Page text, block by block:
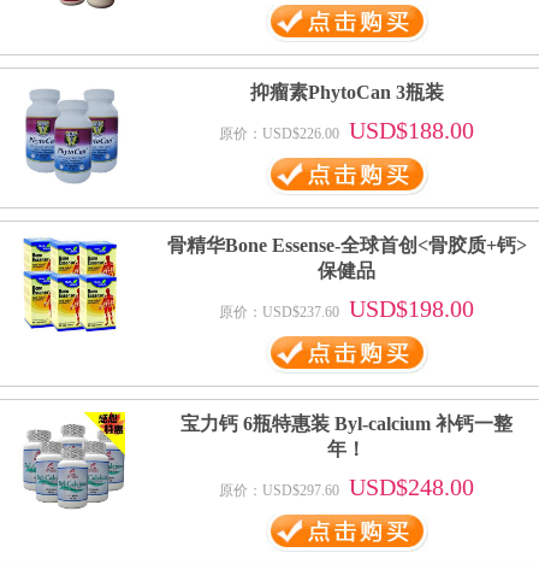
抑瘤素PhytoCan 3瓶装
原价：USD$226.00 USD$188.00
骨精华Bone Essense-全球首创<骨胶质+钙>
保健品
原价：USD$237.60 USD$198.00
宝力钙 6瓶特惠装 Byl-calcium 补钙一整
年！
原价：USD$297.60 USD$248.00